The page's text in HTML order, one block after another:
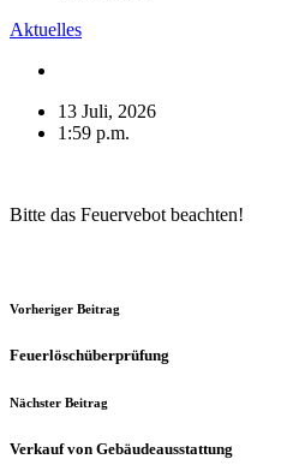
Aktuelles
13 Juli, 2026
1:59 p.m.
Bitte das Feuervebot beachten!
Vorheriger Beitrag
Feuerlöschüberprüfung
Nächster Beitrag
Verkauf von Gebäudeausstattung